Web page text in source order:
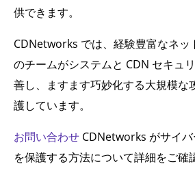
供できます。
CDNetworks では、経験豊富なネッ
のチームがシステムと CDN セキュ
善し、ますます巧妙化する大規模な
護しています。
お問い合わせ CDNetworks がサイ
を保護する方法について詳細をご確